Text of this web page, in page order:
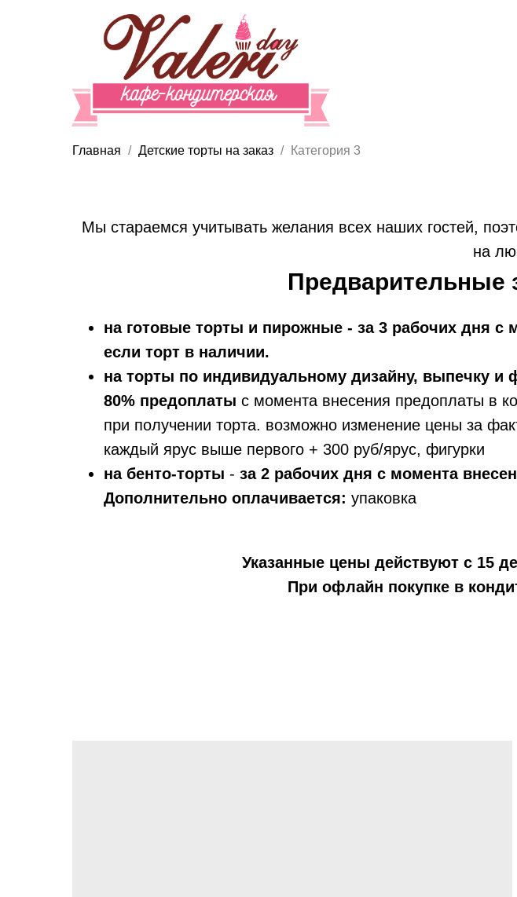
Главная Детские торты на заказ Категория 3
Мы стараемся учитывать желания всех наших гостей,
на
Предварительные
на готовые торты и пирожные - за 3 рабочих дня с
если торт в наличии.
на торты по индивидуальному дизайну, выпечку
80% предоплаты с момента внесения предоплаты в
при получении торта. возможно изменение цены за
каждый ярус выше первого + 300 руб/ярус, фигурки
на бенто-торты - за 2 рабочих дня с момента
Дополнительно оплачивается: упаковка
Указанные цены действуют с 15
При офлайн покупке в